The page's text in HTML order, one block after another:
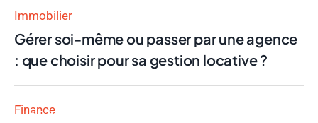
Immobilier
Gérer soi-même ou passer par une agence
: que choisir pour sa gestion locative ?
Finance
Finance